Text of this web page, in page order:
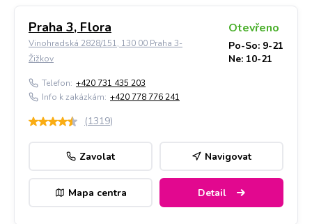
Praha 3, Flora
Vinohradská 2828/151, 130 00 Praha 3-
Žižkov
Otevřeno
Po-So: 9-21
Ne: 10-21
Telefon: +420 731 435 203
Info k zakázkám: +420 778 776 241
(1319)
Zavolat Navigovat
Mapa centra Detail